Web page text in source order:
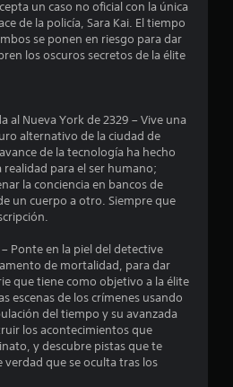
t
r
l
l
a
e
n
5
5
un caso no oficial con la única
de la policía, Sara Kai. El tiempo
se ponen en riesgo para dar
los oscuros secretos de la élite
al Nueva York de 2329 – Vive una
alternativo de la ciudad de
de la tecnología ha hecho
para el ser humano;
la conciencia en bancos de
un cuerpo a otro. Siempre que
Ponte en la piel del detective
de mortalidad, para dar
que tiene como objetivo a la élite
escenas de los crímenes usando
del tiempo y su avanzada
los acontecimientos que
y descubre pistas que te
que se oculta tras los